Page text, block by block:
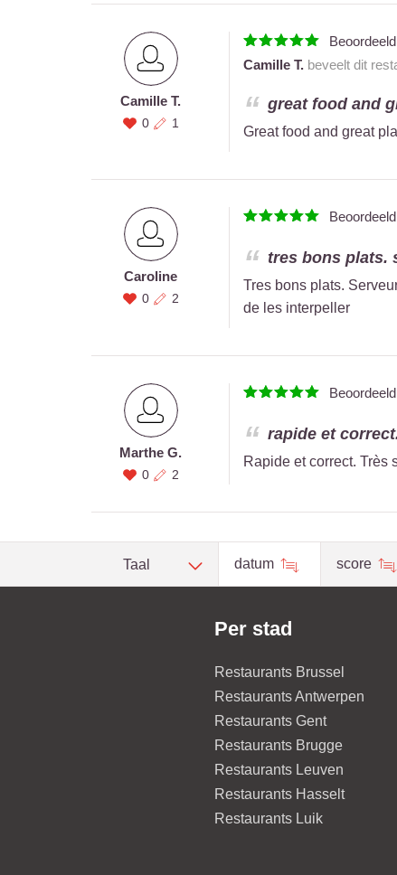
Camille T.
0 1
Camille T.beveelt dit
great food and
Great food and great
Caroline
0 2
tres bons plats.
Tres bons plats.
de les interpeller
Marthe G.
0 2
rapide et
Rapide et correct. Très
Taal datum score
Per stad
Restaurants Brussel
Restaurants Antwerpen
Restaurants Gent
Restaurants Brugge
Restaurants Leuven
Restaurants Hasselt
Restaurants Luik